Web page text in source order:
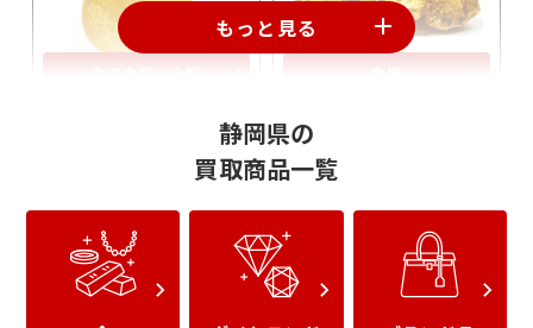
金工芸品 金のベルトバックル
もっと見る
静岡県の
買取商品一覧